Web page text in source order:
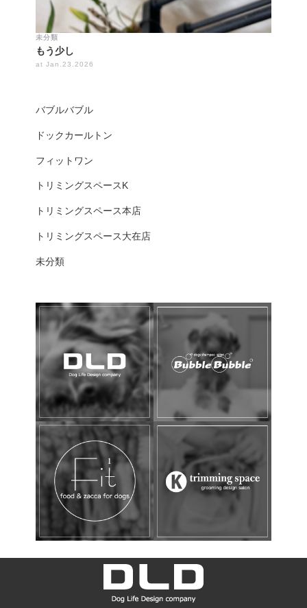
バブルバブル
ドックカールトン
フィットワン
トリミングスペースK
トリミングスペース本店
トリミングスペース大在店
未分類
未分類
もう少し
at Jan.23.2026